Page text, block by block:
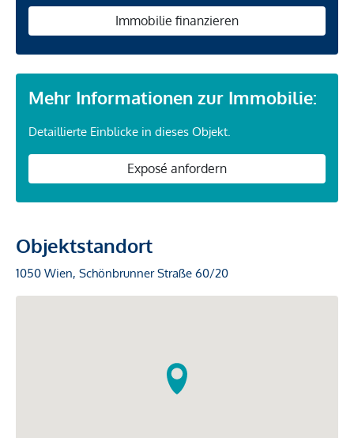
Immobilie finanzieren
Mehr Informationen zur Immobilie:
Detaillierte Einblicke in dieses Objekt.
Exposé anfordern
Objektstandort
1050 Wien, Schönbrunner Straße 60/20